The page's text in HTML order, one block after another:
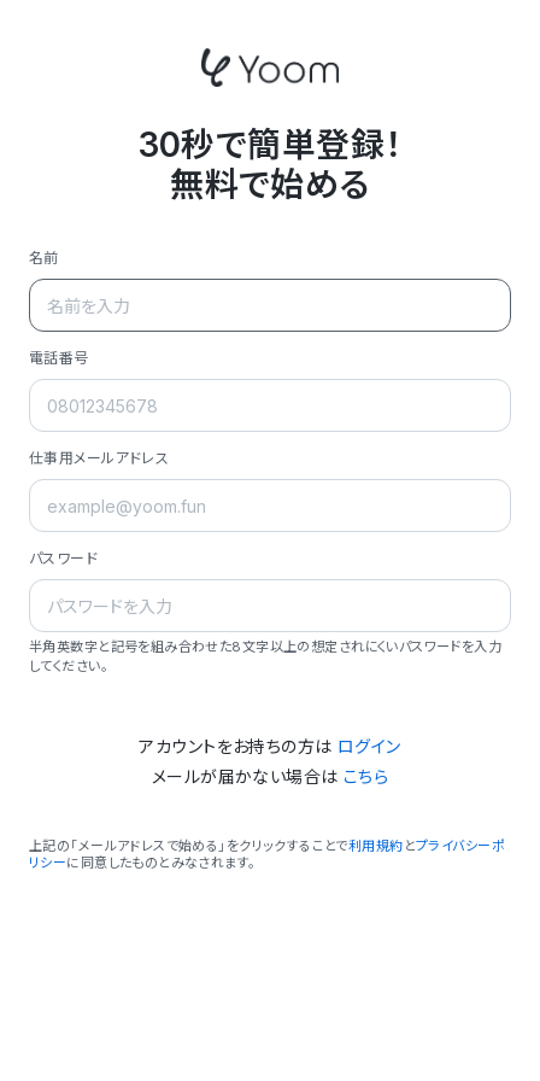
30秒で簡単登録！
無料で始める
名前
電話番号
仕事用メールアドレス
パスワード
半角英数字と記号を組み合わせた8文字以上の想定されにくいパスワードを入力
してください。
アカウントをお持ちの方は ログイン
メールが届かない場合は こちら
上記の「メールアドレスで始める」をクリックすることで利用規約 とプライバシーポ
リシーに同意したものとみなされます。